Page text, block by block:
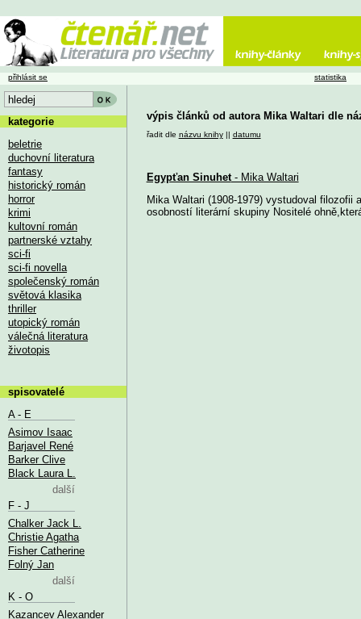
výpis článků od autora Mika Waltari dle
řadit dle názvu knihy|| datumu
Egypťan Sinuhet- Mika Waltari
Mika Waltari (1908-1979) vystudoval
osobností literární skupiny Nositelé
přihlásit se statistika
kategorie
beletrie
duchovní literatura
fantasy
historický román
horror
krimi
kultovní román
partnerské vztahy
sci-fi
sci-fi novella
společenský román
světová klasika
thriller
utopický román
válečná literatura
životopis
spisovatelé
A - E
Asimov Isaac
Barjavel René
Barker Clive
Black Laura L.
další
F - J
Chalker Jack L.
Christie Agatha
Fisher Catherine
Folný Jan
další
K - O
Kazancev Alexander